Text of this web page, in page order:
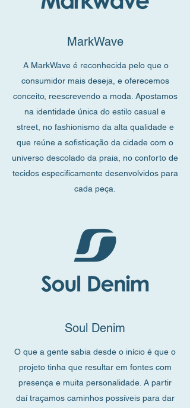
MarkWave
A MarkWave é reconhecida pelo que o
consumidor mais deseja, e oferecemos
conceito, reescrevendo a moda. Apostamos
na identidade única do estilo casual e
street, no fashionismo da alta qualidade e
que reúne a sofisticação da cidade com o
universo descolado da praia, no conforto de
tecidos especificamente desenvolvidos para
cada peça.
Soul Denim
O que a gente sabia desde o início é que o
projeto tinha que resultar em fontes com
presença e muita personalidade. A partir
daí traçamos caminhos possíveis para dar